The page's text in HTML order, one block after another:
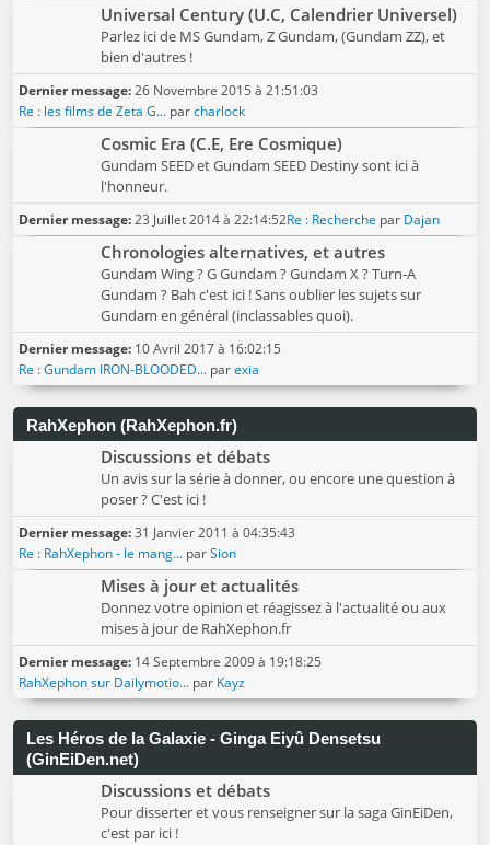
Universal Century (U.C, Calendrier Universel)
Parlez ici de MS Gundam, Z Gundam, (Gundam ZZ), et
bien d'autres !
Dernier message:26 Novembre 2015 à 21:51:03
Re : les films de Zeta G... parcharlock
Cosmic Era (C.E, Ere Cosmique)
Gundam SEED et Gundam SEED Destiny sont ici à
l'honneur.
Dernier message:23 Juillet 2014 à 22:14:52Re : Recherche par Dajan
Chronologies alternatives, et autres
Gundam Wing ? G Gundam ? Gundam X ? Turn-A
Gundam ? Bah c'est ici ! Sans oublier les sujets sur
Gundam en général (inclassables quoi).
Dernier message: 10 Avril 2017 à 16:02:15
Re : Gundam IRON-BLOODED... parexia
RahXephon (RahXephon.fr)
Discussions et débats
Un avis sur la série à donner, ou encore une question à
poser ? C'est ici !
Dernier message:31 Janvier 2011 à 04:35:43
Re : RahXephon - le mang... parSion
Mises à jour et actualités
Donnez votre opinion et réagissez à l'actualité ou aux
mises à jour de RahXephon.fr
Dernier message: 14 Septembre 2009 à 19:18:25
RahXephon sur Dailymotio... par Kayz
Les Héros de la Galaxie - Ginga Eiyû Densetsu
(GinEiDen.net)
Discussions et débats
Pour disserter et vous renseigner sur la saga GinEiDen,
c'est par ici !